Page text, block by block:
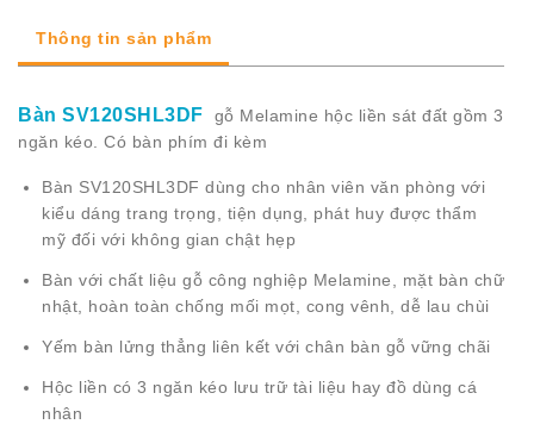
Thông tin sản phẩm
Bàn SV120SHL3DF gỗ Melamine hộc liền sát đất gồm 3
ngăn kéo. Có bàn phím đi kèm
Bàn SV120SHL3DF dùng cho nhân viên văn phòng với
kiểu dáng trang trọng, tiện dụng, phát huy được thẩm
mỹ đối với không gian chật hẹp
Bàn với chất liệu gỗ công nghiệp Melamine, mặt bàn chữ
nhật, hoàn toàn chống mối mọt, cong vênh, dễ lau chùi
Yếm bàn lửng thẳng liên kết với chân bàn gỗ vững chãi
Hộc liền có 3 ngăn kéo lưu trữ tài liệu hay đồ dùng cá
nhân